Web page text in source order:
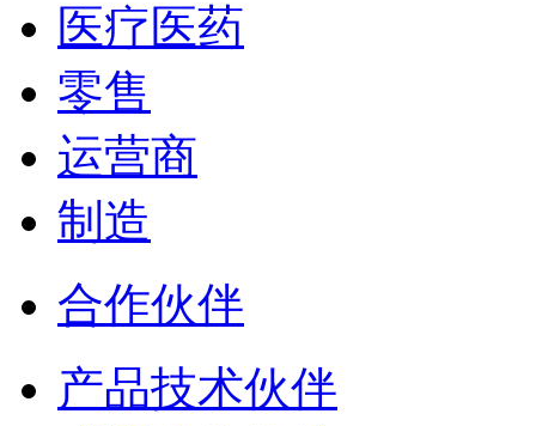
医疗医药
零售
运营商
制造
合作伙伴
产品技术伙伴